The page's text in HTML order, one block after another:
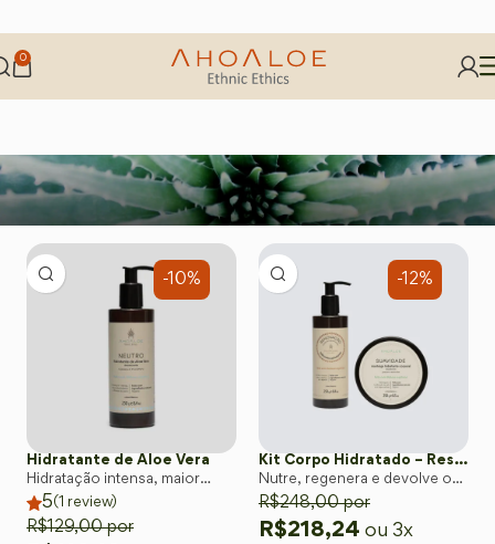
0
-10%
Hidratante de Aloe Vera
Hidratação intensa, maior
elasticidade e firmeza da pele
5(1 review)
R$129,00por
-12%
Kit Corpo Hidratado – Restauração e Maciez Natural da Pele
Nutre, regenera e devolve o
toque aveludado à pele com o
poder da Babosa orgânica.
R$248,00por
R$218,24 ou 3x